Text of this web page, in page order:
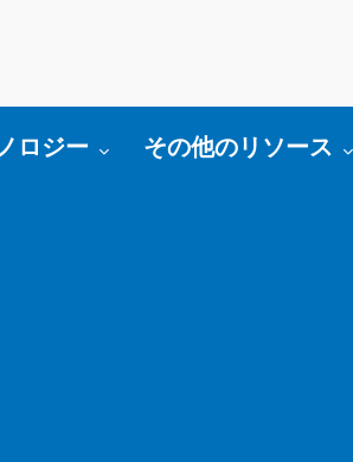
submenu for:
ロジー Toggle submenu
その他のリソース